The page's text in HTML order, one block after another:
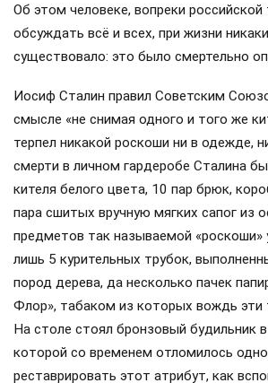
Об этом человеке, вопреки российской
обсуждать всё и всех, при жизни
существовало: это было смертельно
Иосиф Сталин правил Советским
смысле «не снимая одного и того же
терпел никакой роскоши ни в одежде,
смерти в личном гардеробе Сталина
кителя белого цвета, 10 пар брюк,
пара сшитых вручную мягких сапог из
предметов так называемой «роскоши»
лишь 5 курительных трубок,
пород дерева, да несколько пачек
Флор», табаком из которых вождь эти
На столе стоял бронзовый будильник
которой со временем отломилось
реставрировать этот атрибут, как